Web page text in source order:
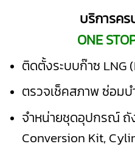
บริการค
ONE
ติดตั้งระบบก๊าซ LNG
ตรวจเช็คสภาพ ซ่อมบ
จำหน่ายชุดอุปกรณ์ ถั
Conversion Kit,